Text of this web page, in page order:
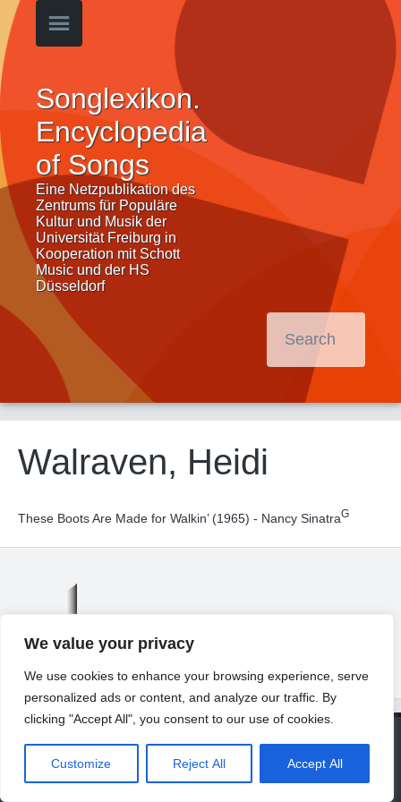
We value your privacy
We use cookies to enhance your browsing experience, serve
personalized ads or content, and analyze our traffic. By
clicking "Accept All", you consent to our use of cookies.
Customize Reject All Accept All
Songlexikon.
Encyclopedia
of Songs
Eine Netzpublikation des
Zentrums für Populäre
Kultur und Musik der
Universität Freiburg in
Kooperation mit Schott
Music und der HS
Düsseldorf
Walraven, Heidi
These Boots Are Made for Walkin’ (1965) - Nancy SinatraG
© 2026 Universität Freiburg
About Contact Privacy Declaration Legal Notice